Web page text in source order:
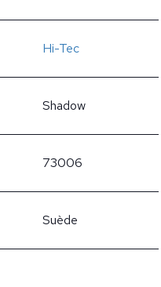
Hi-Tec
Shadow
73006
Suède